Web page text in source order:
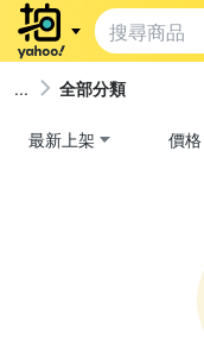
全部分類
最新上架 價格